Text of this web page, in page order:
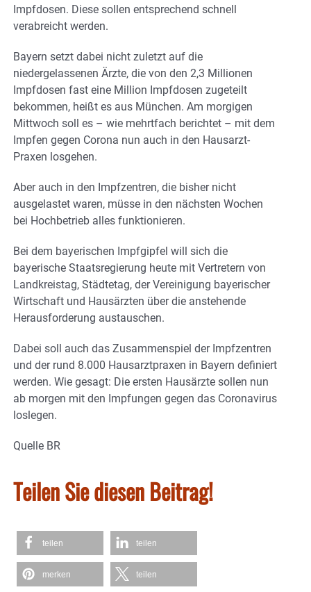
Impfdosen. Diese sollen entsprechend schnell
verabreicht werden.
Bayern setzt dabei nicht zuletzt auf die
niedergelassenen Ärzte, die von den 2,3 Millionen
Impfdosen fast eine Million Impfdosen zugeteilt
bekommen, heißt es aus München. Am morgigen
Mittwoch soll es – wie mehrtfach berichtet – mit dem
Impfen gegen Corona nun auch in den Hausarzt-
Praxen losgehen.
Aber auch in den Impfzentren, die bisher nicht
ausgelastet waren, müsse in den nächsten Wochen
bei Hochbetrieb alles funktionieren.
Bei dem bayerischen Impfgipfel will sich die
bayerische Staatsregierung heute mit Vertretern von
Landkreistag, Städtetag, der Vereinigung bayerischer
Wirtschaft und Hausärzten über die anstehende
Herausforderung austauschen.
Dabei soll auch das Zusammenspiel der Impfzentren
und der rund 8.000 Hausarztpraxen in Bayern definiert
werden. Wie gesagt: Die ersten Hausärzte sollen nun
ab morgen mit den Impfungen gegen das Coronavirus
loslegen.
Quelle BR
Teilen Sie diesen Beitrag!
teilen teilen
merken teilen